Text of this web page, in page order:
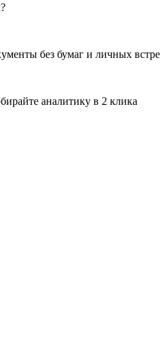
без бумаг и личных
аналитику в 2 клика